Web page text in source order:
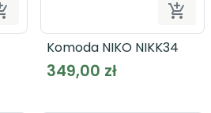
do koszyka

Komoda NIKO NIKK34
349,00 zł